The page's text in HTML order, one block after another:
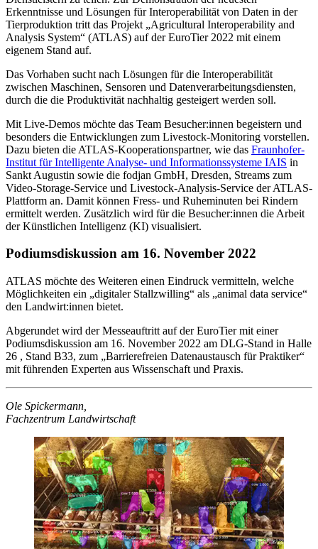
Erkenntnisse und Lösungen für Interoperabilität von Daten in der
Tierproduktion tritt das Projekt „Agricultural Interoperability and
Analysis System“ (ATLAS) auf der EuroTier 2022 mit einem
eigenem Stand auf.
Das Vorhaben sucht nach Lösungen für die Interoperabilität
zwischen Maschinen, Sensoren und Datenverarbeitungsdiensten,
durch die die Produktivität nachhaltig gesteigert werden soll.
Mit Live-Demos möchte das Team Besucher:innen begeistern und
besonders die Entwicklungen zum Livestock-Monitoring vorstellen.
Dazu bieten die ATLAS-Kooperationspartner, wie das Fraunhofer-
Institut für Intelligente Analyse- und Informationssysteme IAIS in
Sankt Augustin sowie die fodjan GmbH, Dresden, Streams zum
Video-Storage-Service und Livestock-Analysis-Service der ATLAS-
Plattform an. Damit können Fress- und Ruheminuten bei Rindern
ermittelt werden. Zusätzlich wird für die Besucher:innen die Arbeit
der Künstlichen Intelligenz (KI) visualisiert.
Podiumsdiskussion am 16. November 2022
ATLAS möchte des Weiteren einen Eindruck vermitteln, welche
Möglichkeiten ein „digitaler Stallzwilling“ als „animal data service“
den Landwirt:innen bietet.
Abgerundet wird der Messeauftritt auf der EuroTier mit einer
Podiumsdiskussion am 16. November 2022 am DLG-Stand in Halle
26 , Stand B33, zum „Barrierefreien Datenaustausch für Praktiker“
mit führenden Experten aus Wissenschaft und Praxis.
Ole Spickermann,
Fachzentrum Landwirtschaft